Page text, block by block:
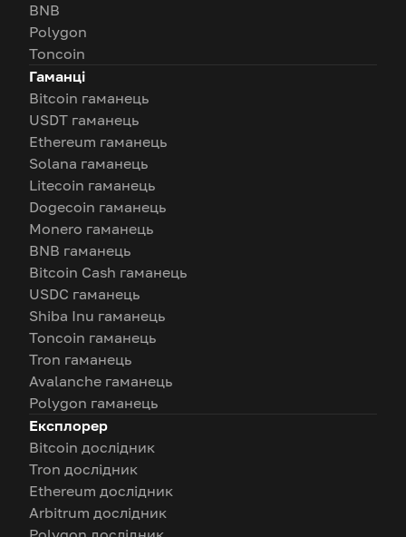
BNB
Polygon
Toncoin
Гаманці
Bitcoin гаманець
USDT гаманець
Ethereum гаманець
Solana гаманець
Litecoin гаманець
Dogecoin гаманець
Monero гаманець
BNB гаманець
Bitcoin Cash гаманець
USDC гаманець
Shiba Inu гаманець
Toncoin гаманець
Tron гаманець
Avalanche гаманець
Polygon гаманець
Експлорер
Bitcoin дослідник
Tron дослідник
Ethereum дослідник
Arbitrum дослідник